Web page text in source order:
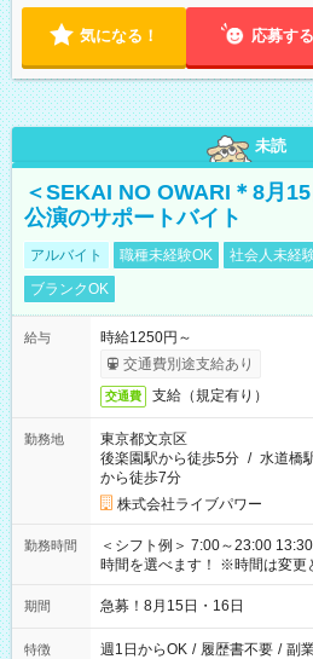
気になる！ 応募する
未読
＜SEKAI NO OWARI＊8月
公演のサポートバイト
アルバイト 職種未経験OK 社会人未経
ブランクOK
給与
時給1250円～
交通費別途支給あり
交通費 支給（規定有り）
勤務地
東京都文京区
後楽園駅から徒歩5分 / 水道橋
から徒歩7分
株式会社ライブパワー
勤務時間
＜シフト例＞ 7:00～23:00 13:30～22:00 上記の
時間を選べます！ ※時間は変更
期間 急募！8月15日・16日
特徴 週1日からOK / 履歴書不要 / 副